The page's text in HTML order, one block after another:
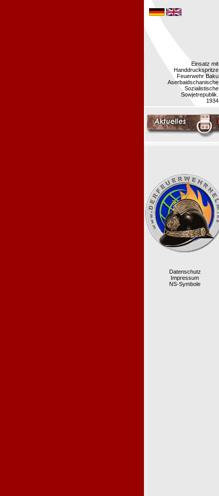
Einsatz mit
Handdruckspritze
Feuerwehr Baku
Aserbaidschanische
Sozialistische
Sowjetrepublik.
1934
Datenschutz
Impressum
NS-Symbole